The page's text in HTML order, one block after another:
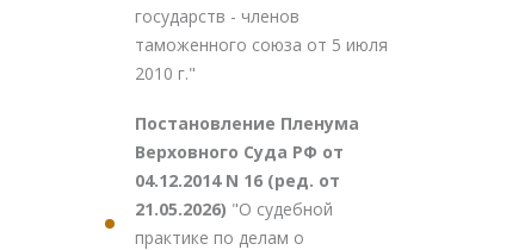
государств - членов
таможенного союза от 5 июля
2010 г."
Постановление Пленума
Верховного Суда РФ от
04.12.2014 N 16 (ред. от
21.05.2026) "О судебной
практике по делам о